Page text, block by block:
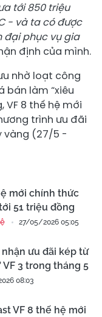
tới 850 triệu
- vàta có được
đại phục vụ gia
định của mình.
nhờ loạt công
bán làm “xiêu
VF 8 thế hệ mới
trình ưu đãi
vàng (27/5 -
mới chính thức
51 triệu đồng
27/05/2026 05:05
ưu đãi kép từ
VF 3 trong tháng 5
08:03
VF 8 thế hệ mới